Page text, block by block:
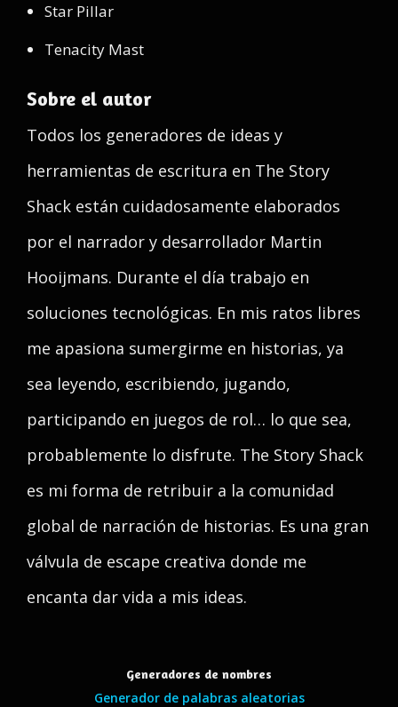
Star Pillar
Tenacity Mast
Sobre el autor
Todos los generadores de ideas y
herramientas de escritura en The Story
Shack están cuidadosamente elaborados
por el narrador y desarrollador Martin
Hooijmans. Durante el día trabajo en
soluciones tecnológicas. En mis ratos libres
me apasiona sumergirme en historias, ya
sea leyendo, escribiendo, jugando,
participando en juegos de rol… lo que sea,
probablemente lo disfrute. The Story Shack
es mi forma de retribuir a la comunidad
global de narración de historias. Es una gran
válvula de escape creativa donde me
encanta dar vida a mis ideas.
Generadores de nombres
Generador de palabras aleatorias